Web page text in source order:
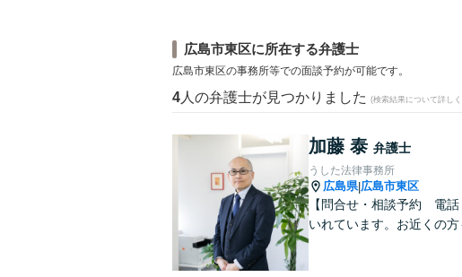
広島市東区に所在する弁護士
広島市東区の事務所等での面談予約が可能です。
4 人の弁護士が見つかりました (検索結果について詳し
加藤 泰 弁護士
うした法律事務所
広島県|広島市東区
【問合せ・相談予約 電
いれています。お近くの